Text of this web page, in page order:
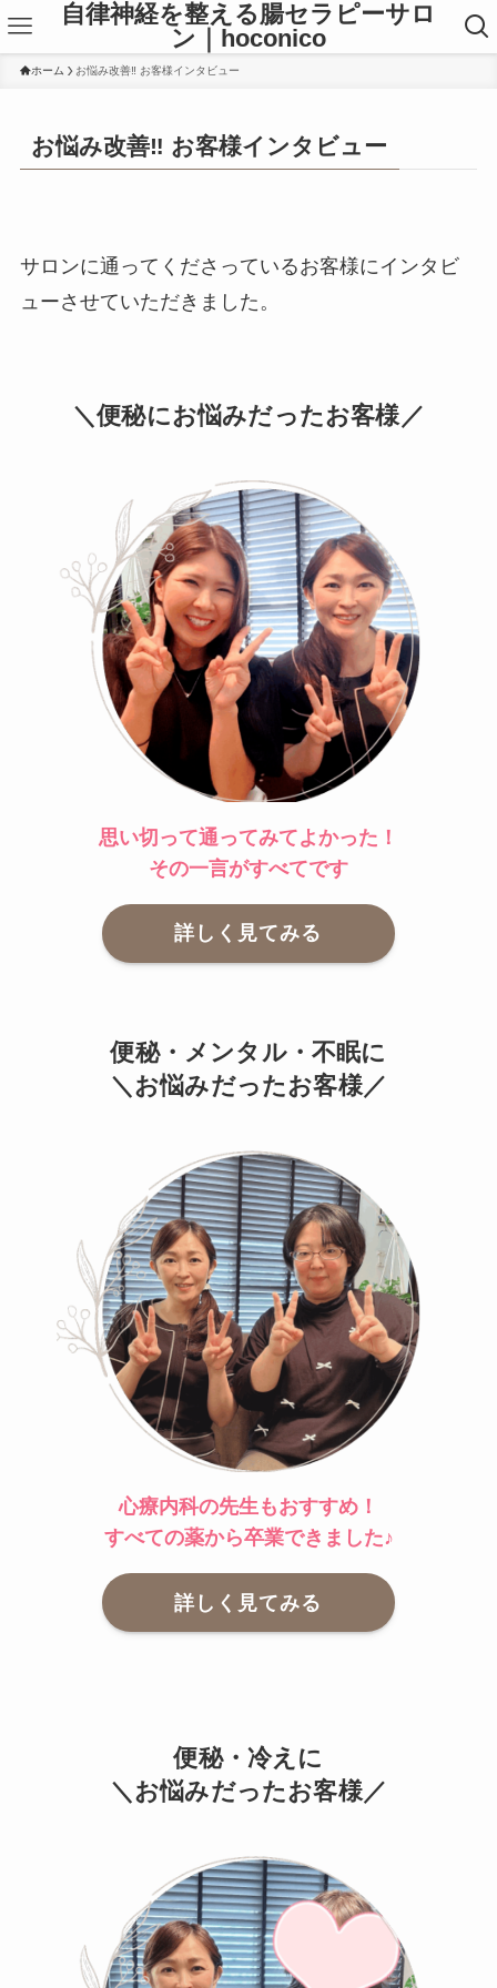
自律神経を整える腸セラピーサロ
ン｜hoconico
ホーム お悩み改善‼ お客様インタビュー
お悩み改善‼ お客様インタビュー
サロンに通ってくださっているお客様にインタビ
ューさせていただきました。
＼便秘にお悩みだったお客様／
思い切って通ってみてよかった！
その一言がすべてです
詳しく見てみる
便秘・メンタル・不眠に
＼お悩みだったお客様／
心療内科の先生もおすすめ！
すべての薬から卒業できました♪
詳しく見てみる
便秘・冷えに
＼お悩みだったお客様／